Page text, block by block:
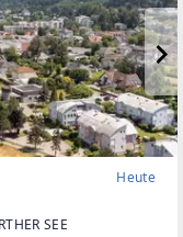
Heute
SEE